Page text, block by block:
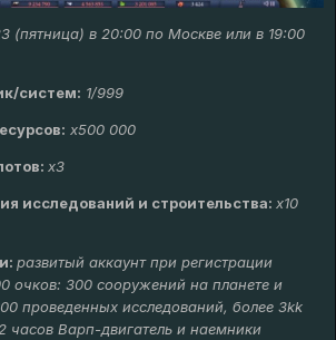
(пятница) в 20:00 по Москве или в 19:00
систем: 1/999
х500 000
х3
исследований и строительства: x10
развитый аккаунт при регистрации
очков: 300 сооружений на планете и
проведенных исследований, более 3kk
часов Варп-двигатель и наемники